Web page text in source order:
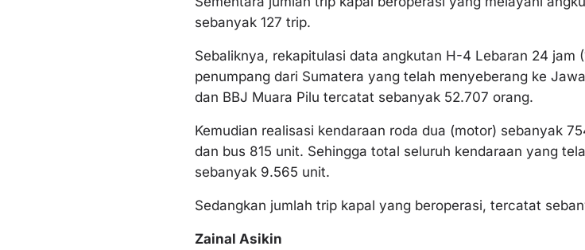
sebanyak 127 trip.
Sebaliknya, rekapitulasi data angkutan H-4 Lebaran 24
penumpang dari Sumatera yang telah menyeberang ke
dan BBJ Muara Pilu tercatat sebanyak 52.707 orang.
Kemudian realisasi kendaraan roda dua (motor) sebanyak
dan bus 815 unit. Sehingga total seluruh kendaraan yang
sebanyak 9.565 unit.
Sedangkan jumlah trip kapal yang beroperasi, tercatat
Zainal Asikin